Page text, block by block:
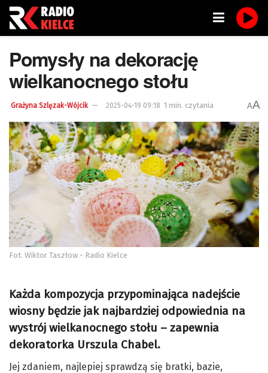
Pomysły na dekorację
wielkanocnego stołu
Grażyna Szlęzak-Wójcik 2025-04-19 09:18 1 min. czytania AA
Fot. Wiktor Taszłow - Radio Kielce
Każda kompozycja przypominająca nadejście
wiosny będzie jak najbardziej odpowiednia na
wystrój wielkanocnego stołu – zapewnia
dekoratorka Urszula Chabel.
Jej zdaniem, najlepiej sprawdzą się bratki, bazie,